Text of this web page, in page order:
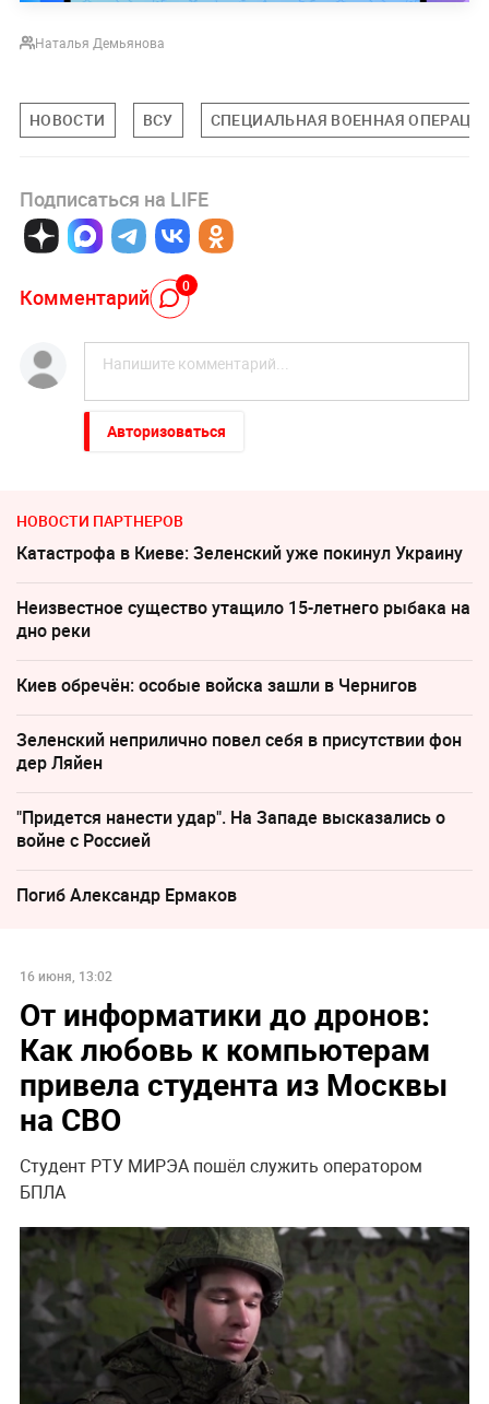
Наталья Демьянова
НОВОСТИ ВСУ СПЕЦИАЛЬНАЯ ВОЕННАЯ
Подписаться на LIFE
Комментарий 0
Авторизоваться
НОВОСТИ ПАРТНЕРОВ
Катастрофа в Киеве: Зеленский уже покинул Украину
Неизвестное существо утащило 15-летнего рыбака на
дно реки
Киев обречён: особые войска зашли в Чернигов
Зеленский неприлично повел cебя в присутствии фон
дер Ляйен
"Придется нанести удар". На Западе высказались о
войне с Россией
Погиб Александр Ермаков
16 июня, 13:02
От информатики до дронов:
Как любовь к компьютерам
привела студента из Москвы
на СВО
Студент РТУ МИРЭА пошёл служить оператором
БПЛА